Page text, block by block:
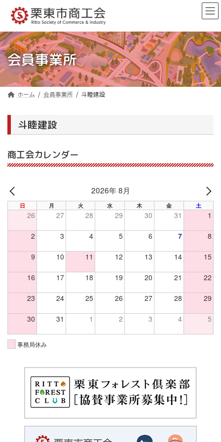
ン
ツ
へ
ス
キ
ッ
ー
シ
ョ
ン
に
移
会員事業所
ホーム 会員事業所 斗睦建設
斗睦建設
商工会カレンダー
PREV
2026年 8月
日 月 火 水 木 金 土
26 27 28 29 30 31 1
2 3 4 5 6 7 8
9 10 11 12 13 14 15
16 17 18 19 20 21 22
23 24 25 26 27 28 29
30 31 1 2 3 4 5
事務局休み